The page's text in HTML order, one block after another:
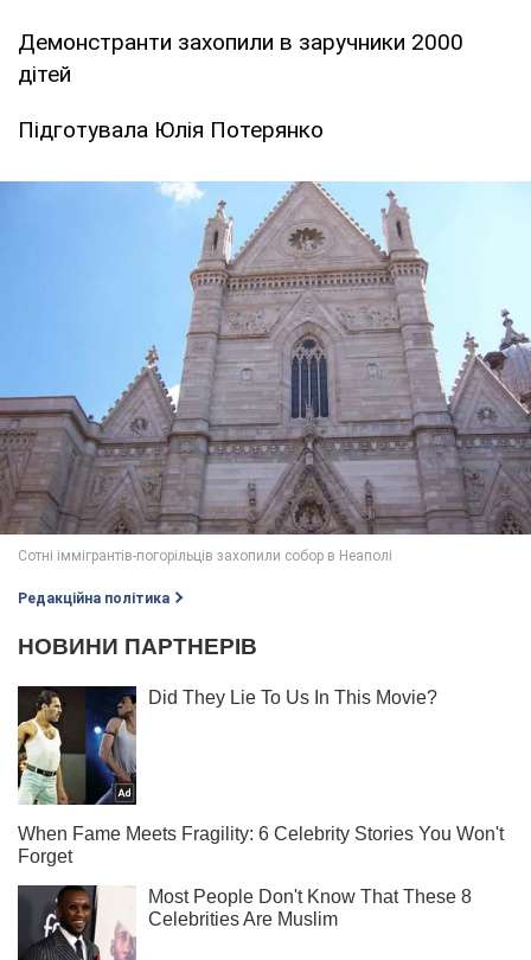
Демонстранти захопили в заручники 2000
дітей
Підготувала Юлія Потерянко
Редакційна політика